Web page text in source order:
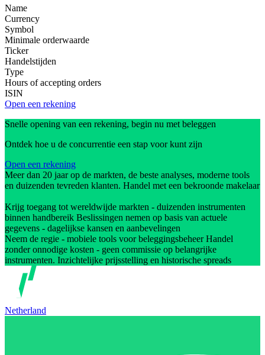
Name
Currency
Symbol
Minimale orderwaarde
Ticker
Handelstijden
Type
Hours of accepting orders
ISIN
Open een rekening
Snelle opening van een rekening, begin nu met beleggen
Ontdek hoe u de concurrentie een stap voor kunt zijn
Open een rekening
Meer dan 20 jaar op de markten, de beste analyses, moderne tools
en duizenden tevreden klanten. Handel met een bekroonde makelaar
Krijg toegang tot wereldwijde markten - duizenden instrumenten
binnen handbereik Beslissingen nemen op basis van actuele
gegevens - dagelijkse kansen en aanbevelingen
Neem de regie - mobiele tools voor beleggingsbeheer Handel
zonder onnodige kosten - geen commissie op belangrijke
instrumenten. Inzichtelijke prijsstelling en historische spreads
Netherland